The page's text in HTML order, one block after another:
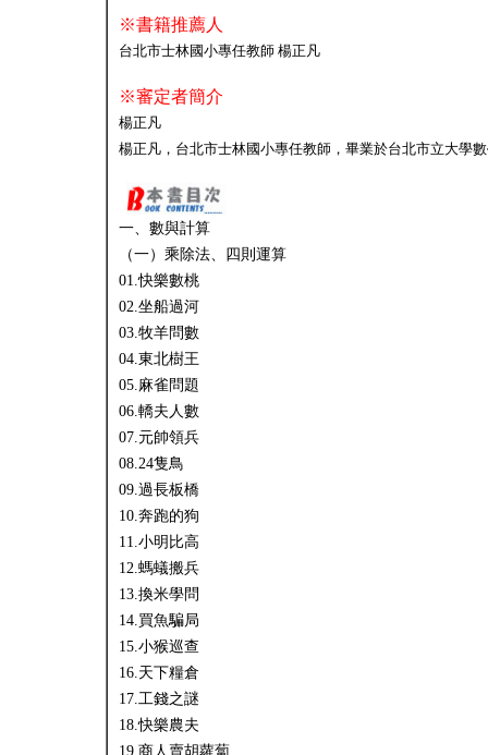
※書籍推薦人
台北市士林國小專任教師 楊正凡
※審定者簡介
楊正凡
楊正凡，台北市士林國小專任教師，畢業於台北市立大學
一、數與計算
（一）乘除法、四則運算
01.快樂數桃
02.坐船過河
03.牧羊問數
04.東北樹王
05.麻雀問題
06.轎夫人數
07.元帥領兵
08.24隻鳥
09.過長板橋
10.奔跑的狗
11.小明比高
12.螞蟻搬兵
13.換米學問
14.買魚騙局
15.小猴巡查
16.天下糧倉
17.工錢之謎
18.快樂農夫
19.商人賣胡蘿蔔